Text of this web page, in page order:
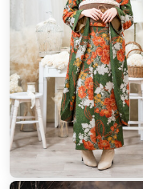
～全店スタジオ完
＼前撮り時お
※三脚を使っての